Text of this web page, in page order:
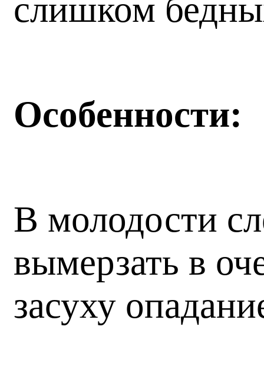
слишком
Особенности:
В молодости
вымерзать в
засуху